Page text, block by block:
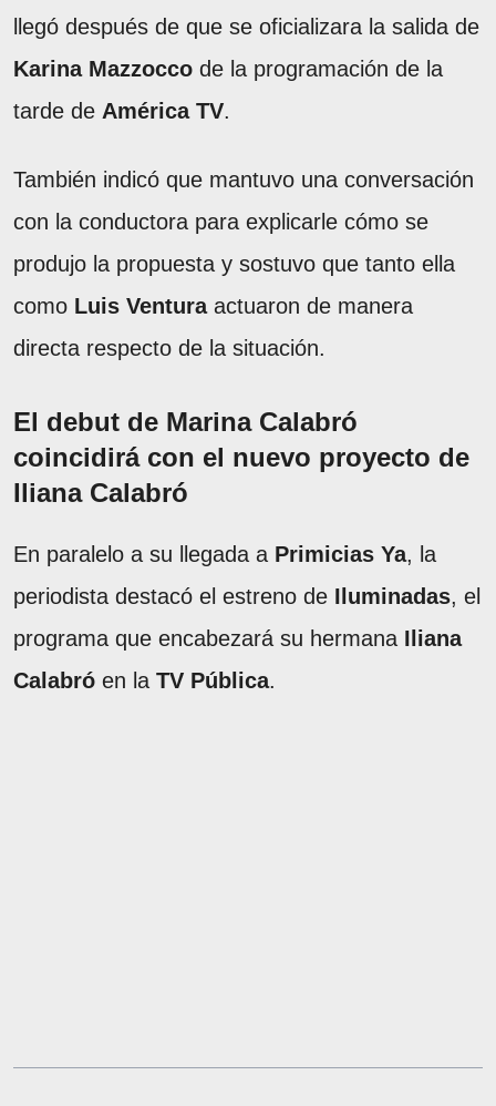
llegó después de que se oficializara la salida de
Karina Mazzocco de la programación de la
tarde de América TV.
También indicó que mantuvo una conversación
con la conductora para explicarle cómo se
produjo la propuesta y sostuvo que tanto ella
como Luis Venturaactuaron de manera
directa respecto de la situación.
El debut de Marina Calabró
coincidirá con el nuevo proyecto de
Iliana Calabró
En paralelo a su llegada a Primicias Ya, la
periodista destacó el estreno de Iluminadas, el
programa que encabezará su hermana Iliana
Calabró en la TV Pública.